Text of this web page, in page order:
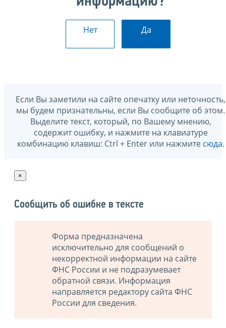
Нет Да
Если Вы заметили на сайте опечатку или неточность,
мы будем признательны, если Вы сообщите об этом.
Выделите текст, который, по Вашему мнению,
содержит ошибку, и нажмите на клавиатуре
комбинацию клавиш: Ctrl + Enter или нажмите сюда.
×
Сообщить об ошибке в тексте
Форма предназначена
исключительно для сообщений о
некорректной информации на сайте
ФНС России и не подразумевает
обратной связи. Информация
направляется редактору сайта ФНС
России для сведения.